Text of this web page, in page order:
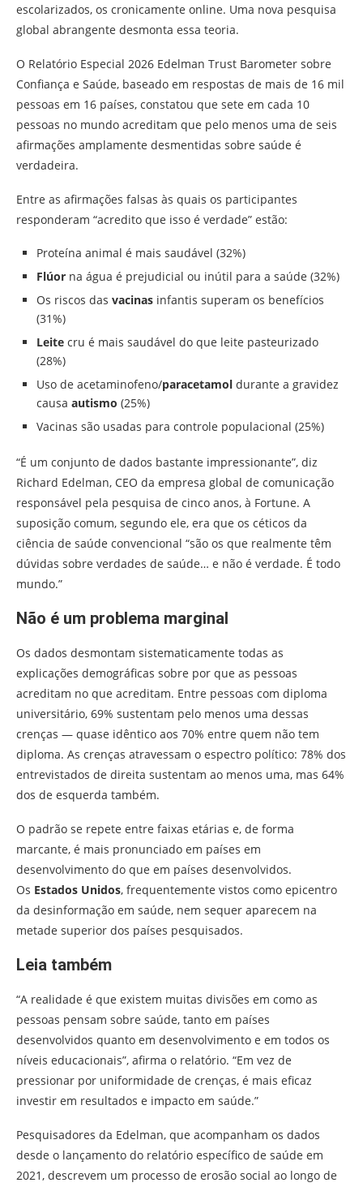
escolarizados, os cronicamente online. Uma nova pesquisa
global abrangente desmonta essa teoria.
O Relatório Especial 2026 Edelman Trust Barometer sobre
Confiança e Saúde, baseado em respostas de mais de 16 mil
pessoas em 16 países, constatou que sete em cada 10
pessoas no mundo acreditam que pelo menos uma de seis
afirmações amplamente desmentidas sobre saúde é
verdadeira.
Entre as afirmações falsas às quais os participantes
responderam “acredito que isso é verdade” estão:
Proteína animal é mais saudável (32%)
Flúor na água é prejudicial ou inútil para a saúde (32%)
Os riscos das vacinas infantis superam os benefícios
(31%)
Leite cru é mais saudável do que leite pasteurizado
(28%)
Uso de acetaminofeno/paracetamol durante a gravidez
causa autismo (25%)
Vacinas são usadas para controle populacional (25%)
“É um conjunto de dados bastante impressionante”, diz
Richard Edelman, CEO da empresa global de comunicação
responsável pela pesquisa de cinco anos, à Fortune. A
suposição comum, segundo ele, era que os céticos da
ciência de saúde convencional “são os que realmente têm
dúvidas sobre verdades de saúde… e não é verdade. É todo
mundo.”
Não é um problema marginal
Os dados desmontam sistematicamente todas as
explicações demográficas sobre por que as pessoas
acreditam no que acreditam. Entre pessoas com diploma
universitário, 69% sustentam pelo menos uma dessas
crenças — quase idêntico aos 70% entre quem não tem
diploma. As crenças atravessam o espectro político: 78% dos
entrevistados de direita sustentam ao menos uma, mas 64%
dos de esquerda também.
O padrão se repete entre faixas etárias e, de forma
marcante, é mais pronunciado em países em
desenvolvimento do que em países desenvolvidos.
Os Estados Unidos, frequentemente vistos como epicentro
da desinformação em saúde, nem sequer aparecem na
metade superior dos países pesquisados.
Leia também
“A realidade é que existem muitas divisões em como as
pessoas pensam sobre saúde, tanto em países
desenvolvidos quanto em desenvolvimento e em todos os
níveis educacionais”, afirma o relatório. “Em vez de
pressionar por uniformidade de crenças, é mais eficaz
investir em resultados e impacto em saúde.”
Pesquisadores da Edelman, que acompanham os dados
desde o lançamento do relatório específico de saúde em
2021, descrevem um processo de erosão social ao longo de